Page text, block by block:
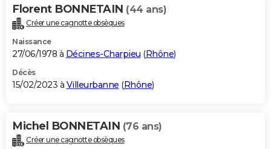
Florent BONNETAIN (44 ans)
Créer une cagnotte obsèques
Naissance
27/06/1978 à Décines-Charpieu (Rhône)
Décès
15/02/2023 à Villeurbanne (Rhône)
Michel BONNETAIN (76 ans)
Créer une cagnotte obsèques